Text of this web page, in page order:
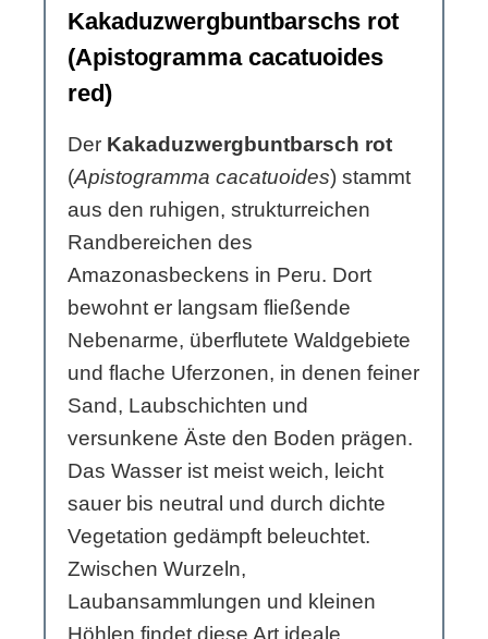
Kakaduzwergbuntbarschs rot
(Apistogramma cacatuoides
red)
Der Kakaduzwergbuntbarsch rot
(Apistogramma cacatuoides) stammt
aus den ruhigen, strukturreichen
Randbereichen des
Amazonasbeckens in Peru. Dort
bewohnt er langsam fließende
Nebenarme, überflutete Waldgebiete
und flache Uferzonen, in denen feiner
Sand, Laubschichten und
versunkene Äste den Boden prägen.
Das Wasser ist meist weich, leicht
sauer bis neutral und durch dichte
Vegetation gedämpft beleuchtet.
Zwischen Wurzeln,
Laubansammlungen und kleinen
Höhlen findet diese Art ideale